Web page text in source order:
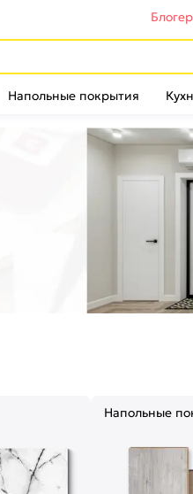
Напольные покрытия
Напольные